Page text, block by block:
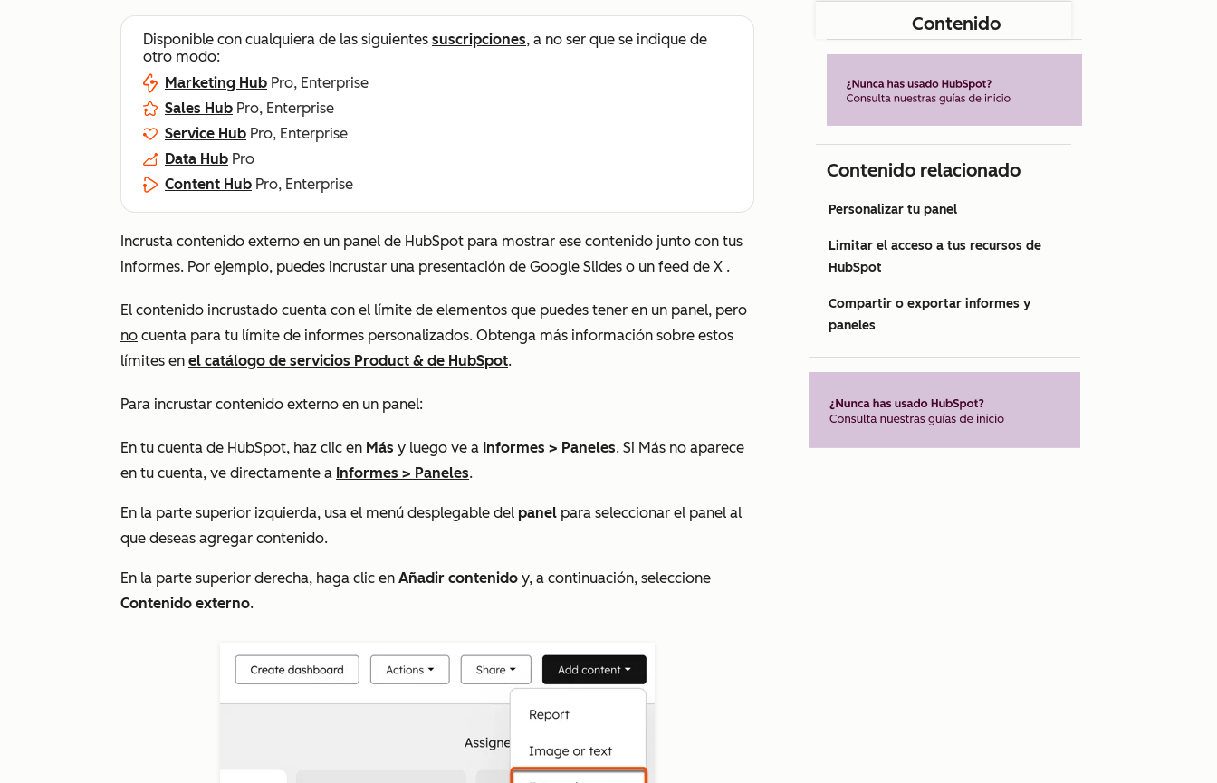
Disponible con cualquiera de las siguientes suscripciones, a no ser que se indique de
otro modo:
Marketing Hub Pro, Enterprise
Sales Hub Pro, Enterprise
Service Hub Pro, Enterprise
Data Hub Pro
Content Hub Pro, Enterprise
Incrusta contenido externo en un panel de HubSpot para mostrar ese contenido junto con tus
informes. Por ejemplo, puedes incrustar una presentación de Google Slides o un feed de X .
El contenido incrustado cuenta con el límite de elementos que puedes tener en un panel, pero
no cuenta para tu límite de informes personalizados. Obtenga más información sobre estos
límites en el catálogo de servicios Product & de HubSpot.
Para incrustar contenido externo en un panel:
En tu cuenta de HubSpot, haz clic en Más y luego ve a Informes > Paneles. Si Más no aparece
en tu cuenta, ve directamente a Informes > Paneles.
En la parte superior izquierda, usa el menú desplegable del panel para seleccionar el panel al
que deseas agregar contenido.
En la parte superior derecha, haga clic en Añadir contenido y, a continuación, seleccione
Contenido externo.
Contenido
Contenido relacionado
Personalizar tu panel
Limitar el acceso a tus recursos de
HubSpot
Compartir o exportar informes y
paneles